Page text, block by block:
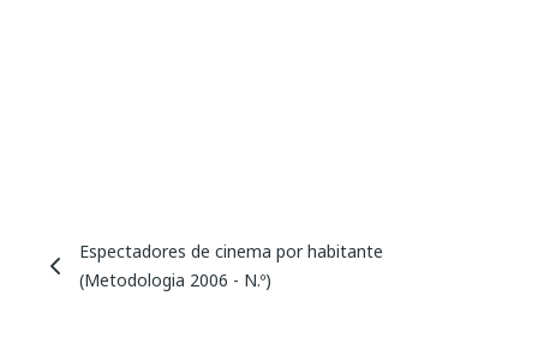
Espectadores de cinema por habitante
(Metodologia 2006 - N.º)